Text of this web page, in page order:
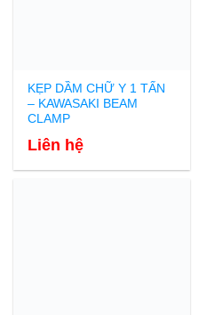
KẸP DẦM CHỮ Y 1 TẤN
– KAWASAKI BEAM
CLAMP
Liên hệ